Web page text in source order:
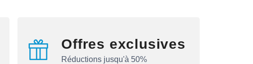
Offres exclusives
Réductions jusqu'à 50%